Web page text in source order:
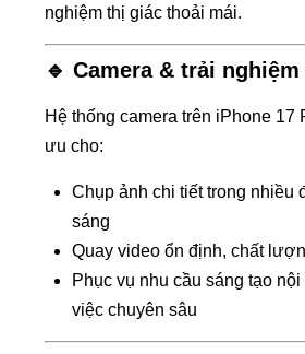
nghiệm thị giác thoải mái.
🔹 Camera & trải
Hệ thống camera trên iPhone 17
ưu cho:
Chụp ảnh chi tiết trong nhiều
sáng
Quay video ổn định, chất
Phục vụ nhu cầu sáng tạo
việc chuyên sâu